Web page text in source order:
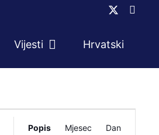
Vijesti Hrvatski
Događaj
Popis Mjesec Dan